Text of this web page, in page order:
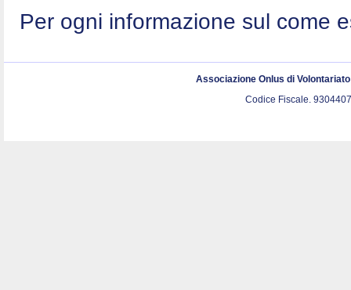
Per ogni informazione sul come
Associazione Onlus di
Codice Fiscale.